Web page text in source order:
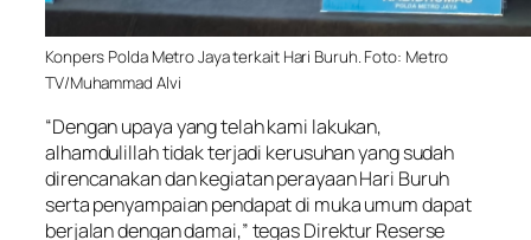
Konpers Polda Metro Jaya terkait Hari Buruh. Foto: Metro
TV/Muhammad Alvi
“Dengan upaya yang telah kami lakukan,
alhamdulillah tidak terjadi kerusuhan yang sudah
direncanakan dan kegiatan perayaan Hari Buruh
serta penyampaian pendapat di muka umum dapat
berjalan dengan damai,” tegas Direktur Reserse